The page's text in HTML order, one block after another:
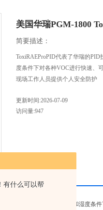
有什么可以帮
美国华瑞PGM-1800
简要描述：
ToxiRAEProPID代表了华瑞的
度条件下对各种VOC进行快速、
现场工作人员提供个人安全防护
更新时间:2026-07-09
访问量:947
检测仪，能够在不同温度和湿度条